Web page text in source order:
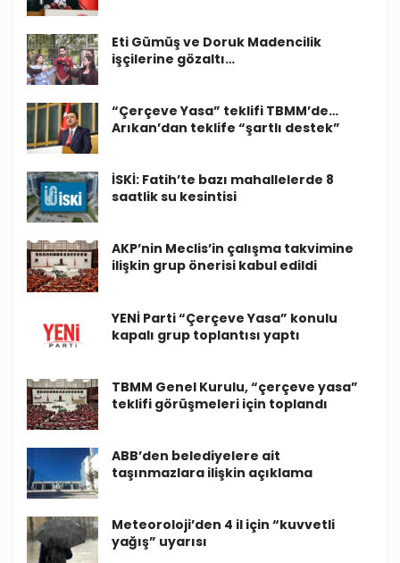
Eti Gümüş ve Doruk Madencilik
işçilerine gözaltı…
“Çerçeve Yasa” teklifi TBMM’de…
Arıkan’dan teklife “şartlı destek”
İSKİ: Fatih’te bazı mahallelerde 8
saatlik su kesintisi
AKP’nin Meclis’in çalışma takvimine
ilişkin grup önerisi kabul edildi
YENİ Parti “Çerçeve Yasa” konulu
kapalı grup toplantısı yaptı
TBMM Genel Kurulu, “çerçeve yasa”
teklifi görüşmeleri için toplandı
ABB’den belediyelere ait
taşınmazlara ilişkin açıklama
Meteoroloji’den 4 il için “kuvvetli
yağış” uyarısı